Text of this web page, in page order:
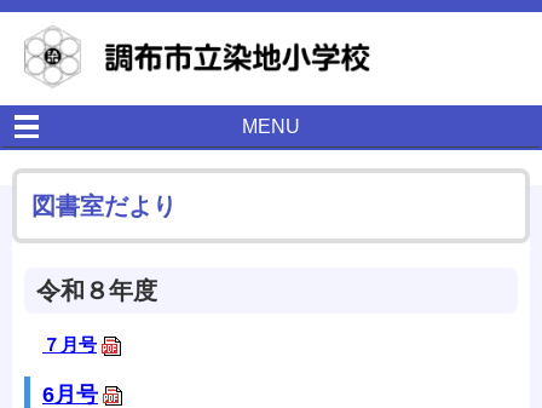
MENU
図書室だより
令和８年度
７月号
6月号